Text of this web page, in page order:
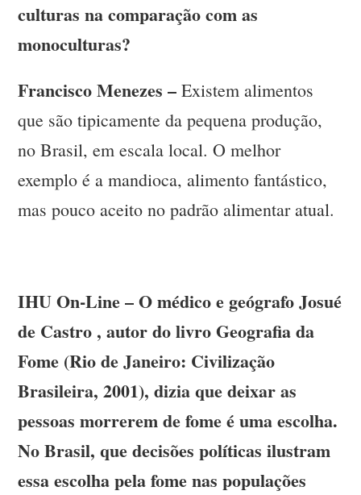
culturas na comparação com as
monoculturas?
Francisco Menezes – Existem alimentos
que são tipicamente da pequena produção,
no Brasil, em escala local. O melhor
exemplo é a mandioca, alimento fantástico,
mas pouco aceito no padrão alimentar atual.
IHU On-Line – O médico e geógrafo Josué
de Castro , autor do livro Geografia da
Fome (Rio de Janeiro: Civilização
Brasileira, 2001), dizia que deixar as
pessoas morrerem de fome é uma escolha.
No Brasil, que decisões políticas ilustram
essa escolha pela fome nas populações